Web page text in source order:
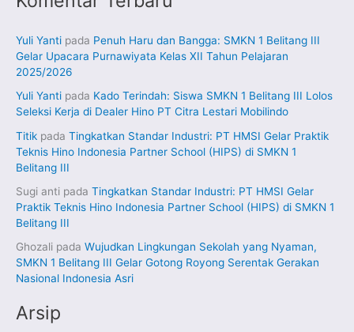
Yuli Yanti pada Penuh Haru dan Bangga: SMKN 1 Belitang III
Gelar Upacara Purnawiyata Kelas XII Tahun Pelajaran
2025/2026
Yuli Yanti pada Kado Terindah: Siswa SMKN 1 Belitang III Lolos
Seleksi Kerja di Dealer Hino PT Citra Lestari Mobilindo
Titik pada Tingkatkan Standar Industri: PT HMSI Gelar Praktik
Teknis Hino Indonesia Partner School (HIPS) di SMKN 1
Belitang III
Sugi anti pada Tingkatkan Standar Industri: PT HMSI Gelar
Praktik Teknis Hino Indonesia Partner School (HIPS) di SMKN 1
Belitang III
Ghozali pada Wujudkan Lingkungan Sekolah yang Nyaman,
SMKN 1 Belitang III Gelar Gotong Royong Serentak Gerakan
Nasional Indonesia Asri
Arsip